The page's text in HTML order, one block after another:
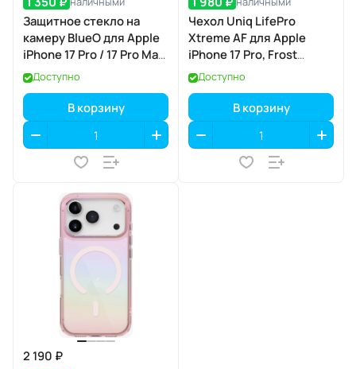
Защитное стекло на
камеру BlueO для Apple
iPhone 17 Pro / 17 Pro Max,
Aluminium, 3 шт., Silver
(серебристый), с
аппликатором
Доступно
В корзину
Чехол Uniq LifePro
Xtreme AF для Apple
iPhone 17 Pro, Frost
Clear/White (матовый
прозрачный/белый),
MagSafe
Доступно
В корзину
2 190 ₽